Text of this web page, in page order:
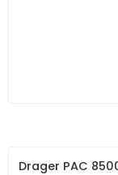
Drager PAC